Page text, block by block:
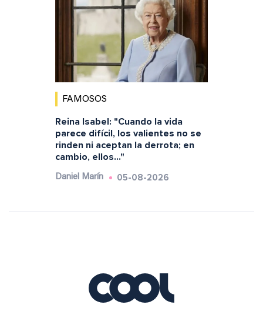
FAMOSOS
Reina Isabel: "Cuando la vida
parece difícil, los valientes no se
rinden ni aceptan la derrota; en
cambio, ellos..."
Daniel Marín 05-08-2026